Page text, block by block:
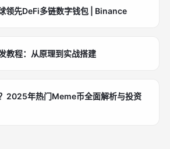
领先DeFi多链数字钱包 | Binance
教程：从原理到实战搭建
2025年热门Meme币全面解析与投资